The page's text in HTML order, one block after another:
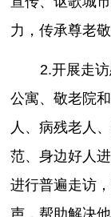
力，传承尊老敬
2.开展走
公寓、敬老院
人、病残老人
范、身边好人
进行普遍走访